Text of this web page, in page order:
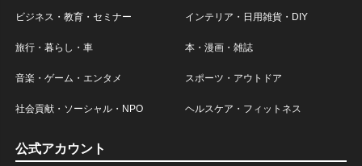
ビジネス・教育・セミナー インテリア・日用雑貨・DIY
旅行・暮らし・車 本・漫画・雑誌
音楽・ゲーム・エンタメ スポーツ・アウトドア
社会貢献・ソーシャル・NPO ヘルスケア・フィットネス
公式アカウント